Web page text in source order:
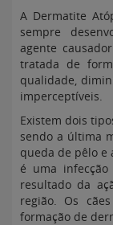
A Dermatite
sempre
agente
tratada de
qualidade,
imperceptíveis.
Existem dois
sendo a última
queda de pêlo e
é uma
resultado da
região. Os
formação de